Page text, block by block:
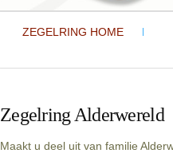
ZEGELRING HOME
Zegelring Alderwereld
Maakt u deel uit van familie